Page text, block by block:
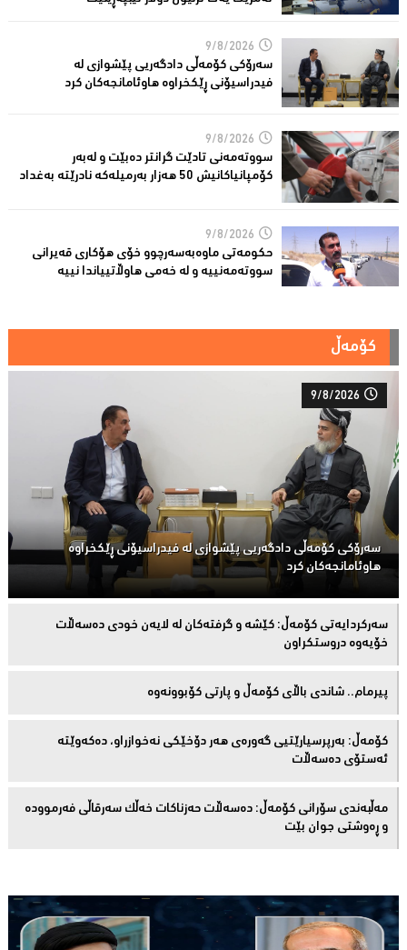
9/8/2026
سەرۆكی كۆمەڵى دادگەریی پێشوازی لە
فیدراسیۆنی ڕێكخراوە هاوئامانجەكان کرد
9/8/2026
سووتەمەنى تادێت گرانتر دەبێت و لەبەر
كۆمپانیاكانیش 50 هەزار بەرمیلەکە نادرێتە بەغداد
9/8/2026
حكومەتی ماوەبەسەرچوو خۆی هۆكاری قەیرانی
سووتەمەنییە و لە خەمى هاوڵاتییاندا نییە
کۆمەڵ
9/8/2026
سەرۆكی كۆمەڵى دادگەریی پێشوازی لە فیدراسیۆنی ڕێكخراوە
هاوئامانجەكان کرد
سەركردایەتی كۆمەڵ: كێشە و گرفتەكان لە لایەن خودی دەسەڵات
خۆیەوە دروستكراون
پیرمام.. شاندی باڵای كۆمه‌ڵ و پارتی كۆبوونه‌وه‌
كۆمەڵ: بەرپرسیارێتیی گەورەی هەر دۆخێکی نەخوازراو، دەكەوێتە
ئەستۆی دەسەڵات
مەڵبەندى سۆرانى کۆمەڵ: دەسەڵات حەزناکات خەڵک سەرقاڵى فەرموودە
و ڕەوشتى جوان بێت